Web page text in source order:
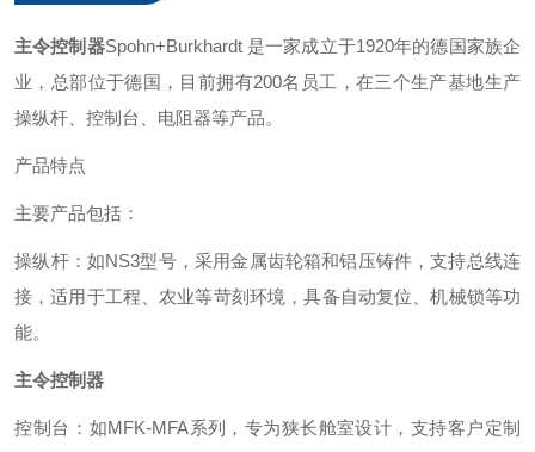
主令控制器Spohn+Burkhardt 是一家成立于1920年的德国家族企
业，总部位于德国，目前拥有200名员工，在三个生产基地生产
操纵杆、控制台、电阻器等产品。 ‌
产品特点
主要产品包括：
‌操纵杆‌：如NS3型号，采用金属齿轮箱和铝压铸件，支持总线连
接，适用于工程、农业等苛刻环境，具备自动复位、机械锁等功
能。 ‌
主令控制器
‌控制台‌：如MFK-MFA系列，专为狭长舱室设计，支持客户定制